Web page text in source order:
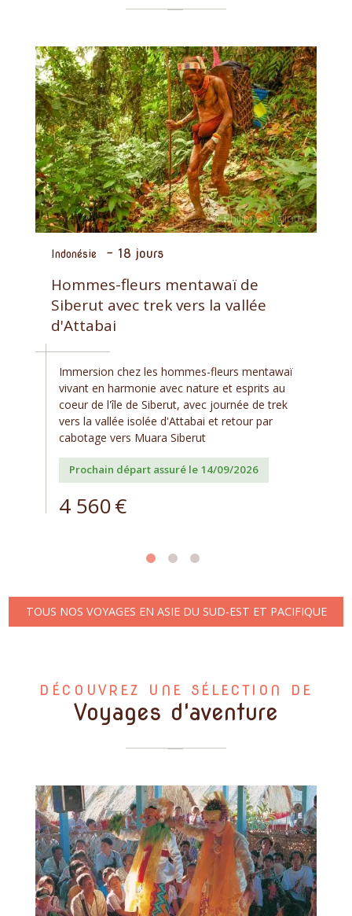
Indonésie - 18 jours
Hommes-fleurs mentawaï de
Siberut avec trek vers la vallée
d'Attabai
Immersion chez les hommes-fleurs mentawaï
vivant en harmonie avec nature et esprits au
coeur de l'île de Siberut, avec journée de trek
vers la vallée isolée d'Attabai et retour par
cabotage vers Muara Siberut
Prochain départ assuré le 14/09/2026
4 560€
TOUS NOS VOYAGES EN ASIE DU SUD-EST ET PACIFIQUE
DÉCOUVREZ UNE SÉLECTION DE
Voyages d'aventure